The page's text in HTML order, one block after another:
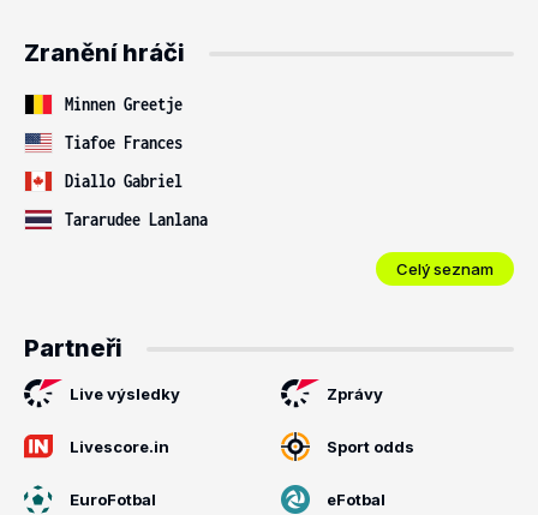
Zranění hráči
Minnen Greetje
Tiafoe Frances
Diallo Gabriel
Tararudee Lanlana
Celý seznam
Partneři
Live výsledky Zprávy
Livescore.in Sport odds
EuroFotbal eFotbal